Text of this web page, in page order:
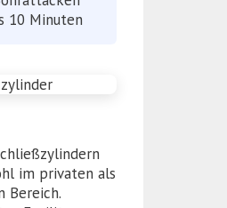
10 Minuten
im privaten als
Bereich.